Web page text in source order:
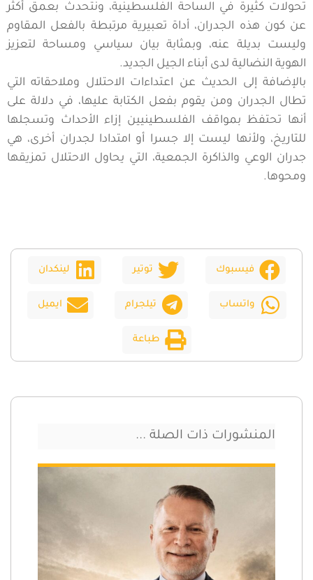
تحولات كثيرة في الساحة الفلسطينية، ونتحدث بعمق أكثر
عن كون هذه الجدران، أداة تعبيرية مرتبطة بالفعل المقاوم
وليست بديلة عنه، وبمثابة بيان سياسي ومساحة لتعزيز
الهوية النضالية لدى أبناء الجيل الجديد.
بالإضافة إلى الحديث عن اعتداءات الاحتلال وملاحقاته التي
تطال الجدران ومن يقوم بفعل الكتابة عليها، في دلالة على
أنها تحتفظ بمواقف الفلسطينيين إزاء الأحداث وتسجلها
للتاريخ، ولأنها ليست إلا جسرا أو امتدادا لجدران أخرى، هي
جدران الوعي والذاكرة الجمعية، التي يحاول الاحتلال تمزيقها
ومحوها.
فيسبوك توتير لينكدان
واتساب تيلجرام ايميل
طباعة
المنشورات ذات الصلة ...